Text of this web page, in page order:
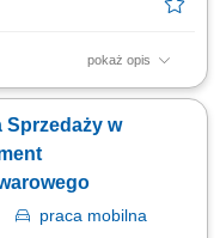
pokaż opis
dla klientów
relacji handlowych.
negocjowanie warunków
w
praca mobilna